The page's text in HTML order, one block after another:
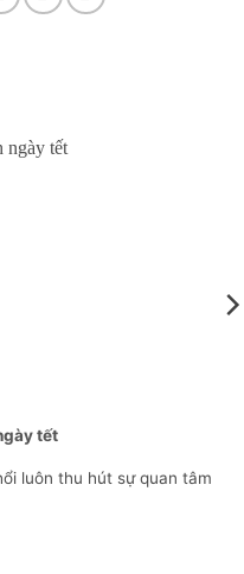
tết
luôn thu hút sự quan tâm